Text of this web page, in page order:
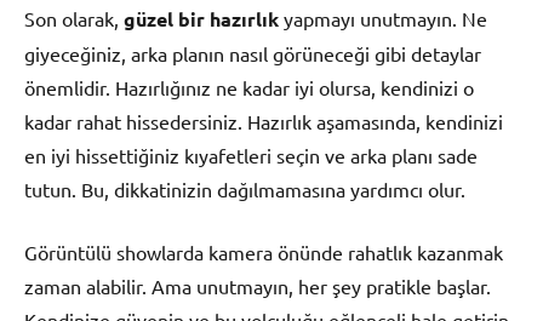
Son olarak, güzel bir hazırlık yapmayı unutmayın. Ne
giyeceğiniz, arka planın nasıl görüneceği gibi detaylar
önemlidir. Hazırlığınız ne kadar iyi olursa, kendinizi o
kadar rahat hissedersiniz. Hazırlık aşamasında, kendinizi
en iyi hissettiğiniz kıyafetleri seçin ve arka planı sade
tutun. Bu, dikkatinizin dağılmamasına yardımcı olur.
Görüntülü showlarda kamera önünde rahatlık kazanmak
zaman alabilir. Ama unutmayın, her şey pratikle başlar.